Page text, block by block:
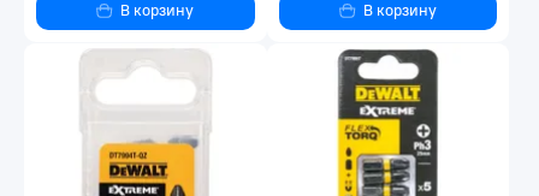
В корзину В корзину